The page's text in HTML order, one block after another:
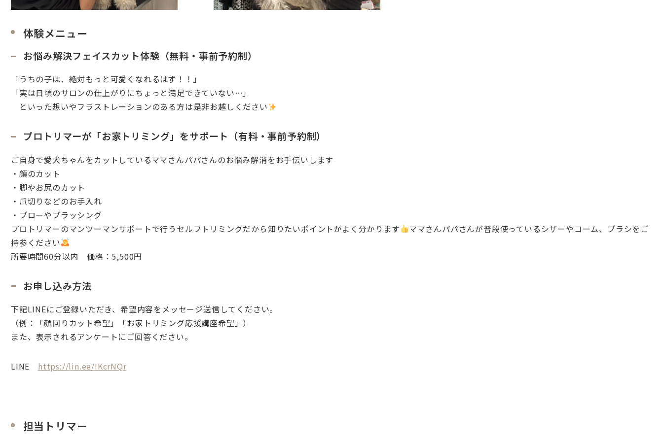
体験メニュー
お悩み解決フェイスカット体験（無料・事前予約制）
「うちの子は、絶対もっと可愛くなれるはず！！」
「実は日頃のサロンの仕上がりにちょっと満足できていない…」
といった想いやフラストレーションのある方は是非お越しください
プロトリマーが「お家トリミング」をサポート（有料・事前予約制）
ご自身で愛犬ちゃんをカットしているママさんパパさんのお悩み解消をお手伝いします
・顔のカット
・脚やお尻のカット
・爪切りなどのお手入れ
・ブローやブラッシング
プロトリマーのマンツーマンサポートで行うセルフトリミングだから知りたいポイントがよく分かります
ママさんパパさんが普段使っているシザーやコーム、ブラシをご
持参ください
所要時間60分以内 価格：5,500円
お申し込み方法
下記LINEにご登録いただき、希望内容をメッセージ送信してください。
（例：「顔回りカット希望」「お家トリミング応援講座希望」）
また、表示されるアンケートにご回答ください。
LINE https://lin.ee/IKcrNQr
担当トリマー